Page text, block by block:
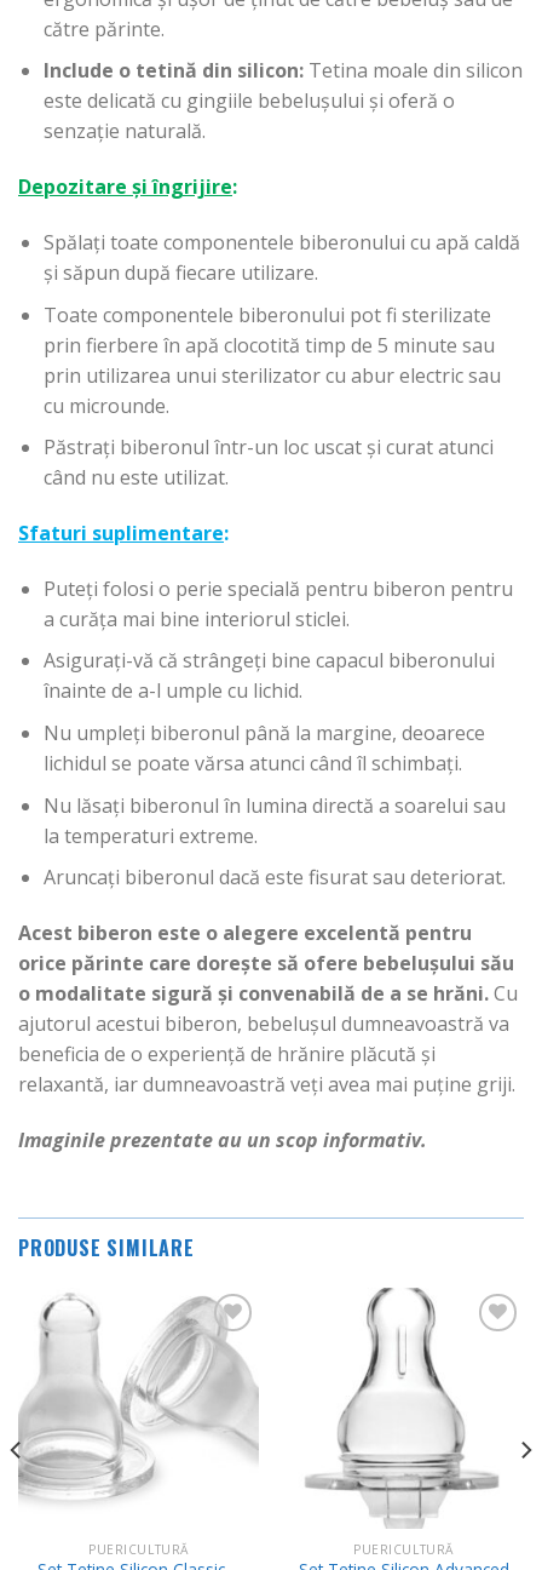
către părinte.
Include o tetină din silicon:Tetina moale din silicon
este delicată cu gingiile bebelușului și oferă o
senzație naturală.
Depozitare și îngrijire:
Spălați toate componentele biberonului cu apă caldă
și săpun după fiecare utilizare.
Toate componentele biberonului pot fi sterilizate
prin fierbere în apă clocotită timp de 5 minute sau
prin utilizarea unui sterilizator cu abur electric sau
cu microunde.
Păstrați biberonul într-un loc uscat și curat atunci
când nu este utilizat.
Sfaturi suplimentare:
Puteți folosi o perie specială pentru biberon pentru
a curăța mai bine interiorul sticlei.
Asigurați-vă că strângeți bine capacul biberonului
înainte de a-l umple cu lichid.
Nu umpleți biberonul până la margine, deoarece
lichidul se poate vărsa atunci când îl schimbați.
Nu lăsați biberonul în lumina directă a soarelui sau
la temperaturi extreme.
Aruncați biberonul dacă este fisurat sau deteriorat.
Acest biberon este o alegere excelentă pentru
orice părinte care dorește să ofere bebelușului său
o modalitate sigură și convenabilă de a se hrăni.Cu
ajutorul acestui biberon, bebelușul dumneavoastră va
beneficia de o experiență de hrănire plăcută și
relaxantă, iar dumneavoastră veți avea mai puține griji.
Imaginile prezentate au un scop informativ.
PRODUSE SIMILARE
Adauga
Wishlist
PUERICULTURĂ PUERICULTURĂ